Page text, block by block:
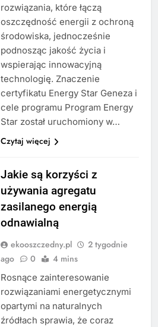
rozwiązania, które łączą
oszczędność energii z ochroną
środowiska, jednocześnie
podnosząc jakość życia i
wspierając innowacyjną
technologię. Znaczenie
certyfikatu Energy Star Geneza i
cele programu Program Energy
Star został uruchomiony w…
Czytaj więcej
Jakie są korzyści z
używania agregatu
zasilanego energią
odnawialną
ekooszczedny.pl
2 tygodnie
ago
0 4 mins
Rosnące zainteresowanie
rozwiązaniami energetycznymi
opartymi na naturalnych
źródłach sprawia, że coraz